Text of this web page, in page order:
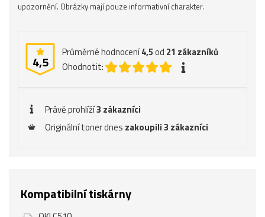
upozornění. Obrázky mají pouze informativní charakter.
4,5
Průměrné hodnocení4,5od 21 zákazníků
Ohodnotit:
Právě prohlíží3 zákazníci
Originální toner dnes zakoupili 3 zákazníci
Kompatibilní tiskárny